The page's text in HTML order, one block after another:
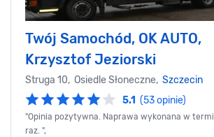
Twój Samochód, OK AUTO,
Krzysztof Jeziorski
Struga 10, Osiedle Słoneczne, Szczecin
5.1 (53 opinie)
"Opinia pozytywna. Naprawa wykonana w
raz. ",